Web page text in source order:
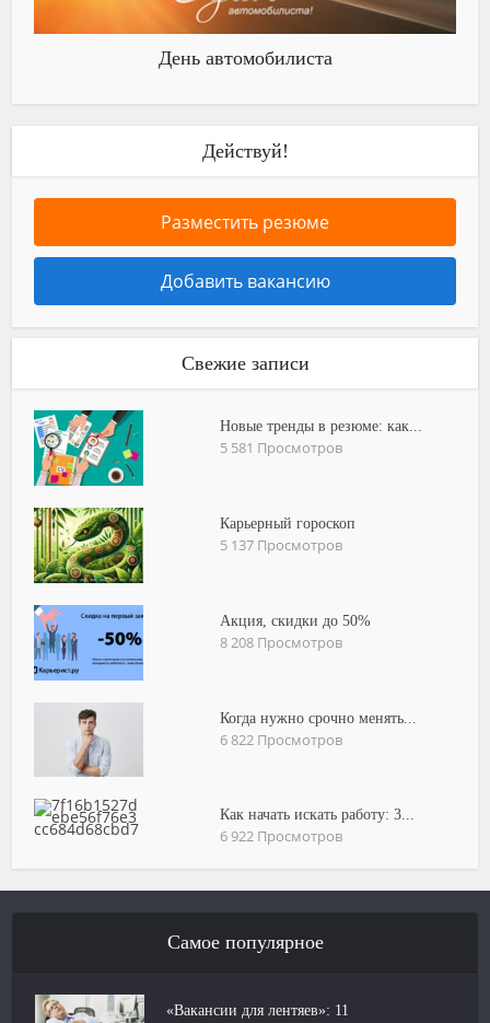
День автомобилиста
Действуй!
Разместить резюме
Добавить вакансию
Свежие записи
Новые тренды в резюме: как...
5 581 Просмотров
Карьерный гороскоп
5 137 Просмотров
Акция, скидки до 50%
8 208 Просмотров
Когда нужно срочно менять...
6 822 Просмотров
Как начать искать работу: 3...
6 922 Просмотров
Самое популярное
«Вакансии для лентяев»: 11